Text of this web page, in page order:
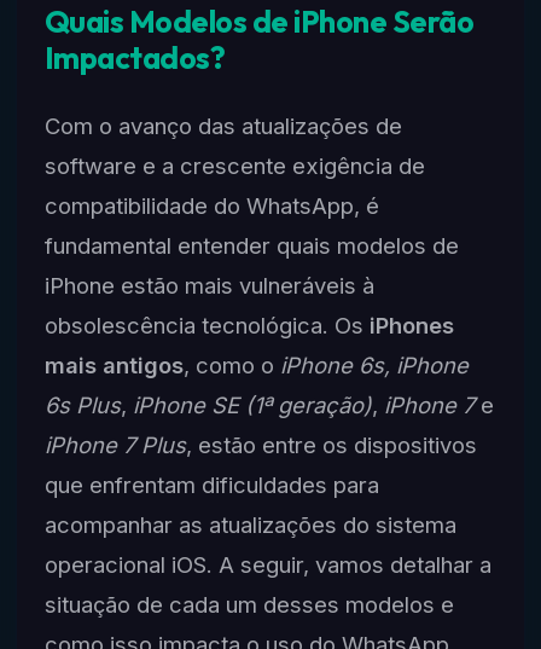
Quais Modelos de iPhone Serão
Impactados?
Com o avanço das atualizações de
software e a crescente exigência de
compatibilidade do WhatsApp, é
fundamental entender quais modelos de
iPhone estão mais vulneráveis à
obsolescência tecnológica. Os iPhones
mais antigos, como o iPhone 6s, iPhone
6s Plus, iPhone SE (1ª geração), iPhone 7e
iPhone 7 Plus, estão entre os dispositivos
que enfrentam dificuldades para
acompanhar as atualizações do sistema
operacional iOS. A seguir, vamos detalhar a
situação de cada um desses modelos e